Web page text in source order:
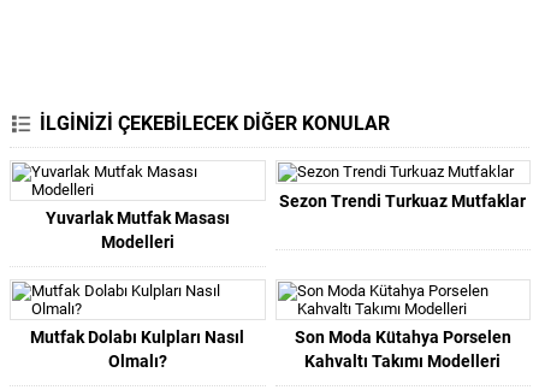
İLGİNİZİ ÇEKEBİLECEK DİĞER KONULAR
Yuvarlak Mutfak Masası
Modelleri
Sezon Trendi Turkuaz Mutfaklar
Mutfak Dolabı Kulpları Nasıl
Olmalı?
Son Moda Kütahya Porselen
Kahvaltı Takımı Modelleri